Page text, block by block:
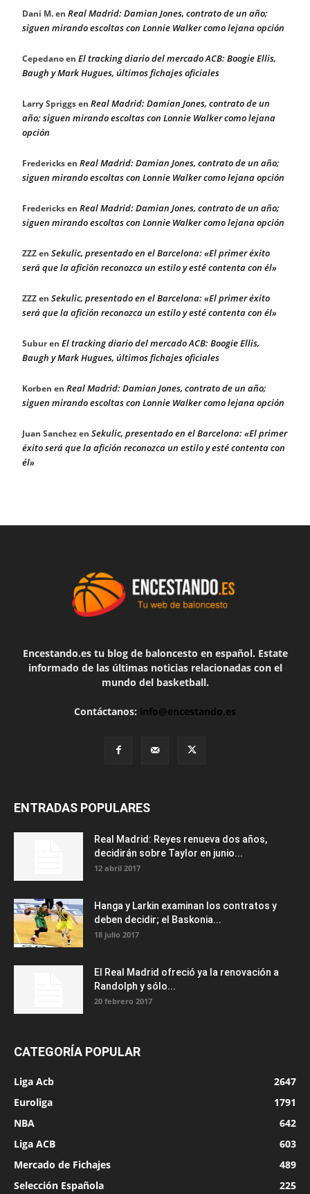
Dani M.en Real Madrid: Damian Jones, contrato de un año;
siguen mirando escoltas con Lonnie Walker como lejana opción
Cepedanoen El tracking diario del mercado ACB: Boogie Ellis,
Baugh y Mark Hugues, últimos fichajes oficiales
Larry Spriggsen Real Madrid: Damian Jones, contrato de un
año; siguen mirando escoltas con Lonnie Walker como lejana
opción
Fredericksen Real Madrid: Damian Jones, contrato de un año;
siguen mirando escoltas con Lonnie Walker como lejana opción
Fredericksen Real Madrid: Damian Jones, contrato de un año;
siguen mirando escoltas con Lonnie Walker como lejana opción
ZZZen Sekulic, presentado en el Barcelona: «El primer éxito
será que la afición reconozca un estilo y esté contenta con él»
ZZZen Sekulic, presentado en el Barcelona: «El primer éxito
será que la afición reconozca un estilo y esté contenta con él»
Suburen El tracking diario del mercado ACB: Boogie Ellis,
Baugh y Mark Hugues, últimos fichajes oficiales
Korben en Real Madrid: Damian Jones, contrato de un año;
siguen mirando escoltas con Lonnie Walker como lejana opción
Juan Sanchezen Sekulic, presentado en el Barcelona: «El primer
éxito será que la afición reconozca un estilo y esté contenta con
él»
Encestando.es tu blog de baloncesto en español. Estate
informado de las últimas noticias relacionadas con el
mundo del basketball.
Contáctanos: info@encestando.es
ENTRADAS POPULARES
Real Madrid: Reyes renueva dos años,
decidirán sobre Taylor en junio...
12 abril 2017
Hanga y Larkin examinan los contratos y
deben decidir; el Baskonia...
18 julio 2017
El Real Madrid ofreció ya la renovación a
Randolph y sólo...
20 febrero 2017
CATEGORÍA POPULAR
Liga Acb
2647
Euroliga
1791
NBA
642
Liga ACB
603
Mercado de Fichajes
489
Selección Española
225